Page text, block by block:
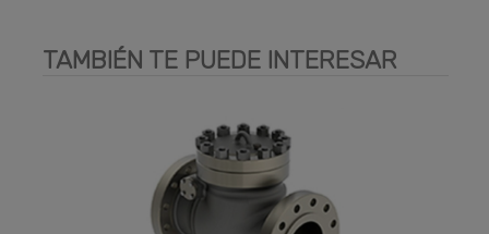
TAMBIÉN TE PUEDE INTERESAR